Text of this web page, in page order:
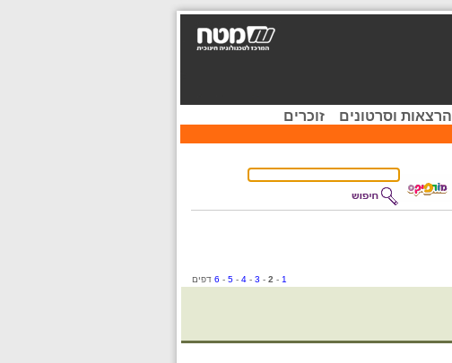
הרצאות וסרטונים זוכרים
1
-
2
-
3
-
4
-
5
-
6 דפים